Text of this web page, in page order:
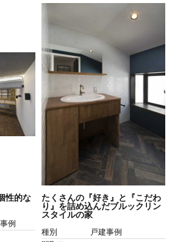
性的な
例
たくさんの『好き』と『こだわ
り』を詰め込んだブルックリン
スタイルの家
種別
戸建事例